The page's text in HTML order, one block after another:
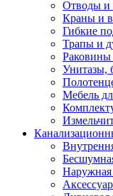
Отводы и
Краны и
Гибкие
Трапы и
Унитазы,
Мебель
Наружная